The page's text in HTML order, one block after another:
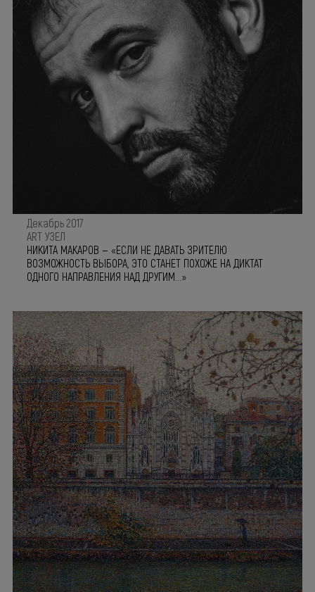
Декабрь 2017
ART УЗЕЛ
НИКИТА МАКАРОВ — «ЕСЛИ НЕ ДАВАТЬ ЗРИТЕЛЮ
ВОЗМОЖНОСТЬ ВЫБОРА, ЭТО СТАНЕТ ПОХОЖЕ НА ДИКТАТ
ОДНОГО НАПРАВЛЕНИЯ НАД ДРУГИМ...»